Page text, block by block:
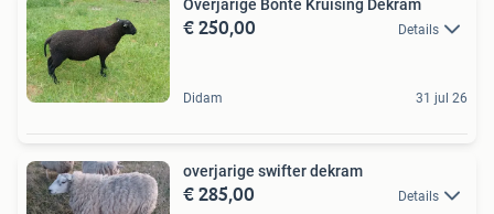
Overjarige Bonte Kruising Dekram
€ 250,00 Details
Didam 31 jul 26
overjarige swifter dekram
€ 285,00 Details